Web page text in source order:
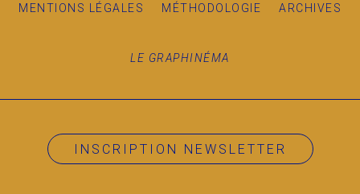
MENTIONS LÉGALES MÉTHODOLOGIE ARCHIVES
LE GRAPHINÉMA
INSCRIPTION NEWSLETTER